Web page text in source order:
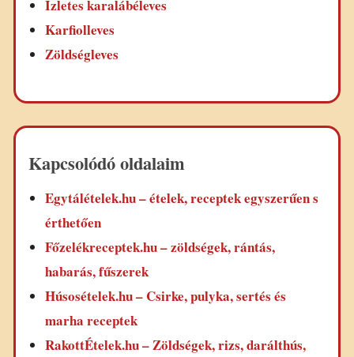
Ízletes karalábéleves
Karfiolleves
Zöldségleves
Kapcsolódó oldalaim
Egytálételek.hu – ételek, receptek egyszerűen s
érthetően
Főzelékreceptek.hu – zöldségek, rántás,
habarás, fűszerek
Húsosételek.hu – Csirke, pulyka, sertés és
marha receptek
RakottÉtelek.hu – Zöldségek, rizs, darálthús,